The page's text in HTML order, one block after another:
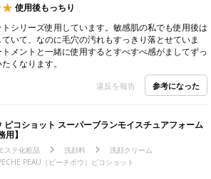
使用後もっちり
トシリーズ使用しています。敏感肌の私でも使用後は
ていて、なのに毛穴の汚れもすっきり落とせていま
メントと一緒に使用するとすべすべ感がましてずっ
くなります。
違反を報告 参考になった
ピコショット スーパーブランモイスチュアフォーム
】
ステ化粧品 洗顔料
洗顔クリーム
PEAU（ピーチポウ）ピコショット